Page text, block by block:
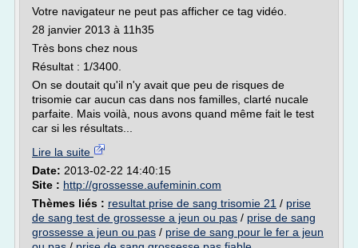
Votre navigateur ne peut pas afficher ce tag vidéo.
28 janvier 2013 à 11h35
Très bons chez nous
Résultat : 1/3400.
On se doutait qu'il n'y avait que peu de risques de
trisomie car aucun cas dans nos familles, clarté nucale
parfaite. Mais voilà, nous avons quand même fait le test
car si les résultats...
Lire la suite
Date: 2013-02-22 14:40:15
Site : http://grossesse.aufeminin.com
Thèmes liés : resultat prise de sang trisomie 21 / prise
de sang test de grossesse a jeun ou pas / prise de sang
grossesse a jeun ou pas / prise de sang pour le fer a jeun